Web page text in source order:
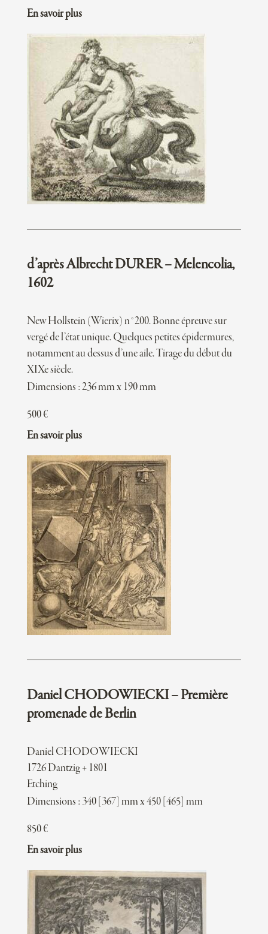
En savoir plus
d’après Albrecht DURER – Melencolia,
1602
New Hollstein (Wierix) n°200. Bonne épreuve sur
vergé de l’état unique. Quelques petites épidermures,
notamment au dessus d’une aile. Tirage du début du
XIXe siècle.
Dimensions : 236 mm x 190 mm
500€
En savoir plus
Daniel CHODOWIECKI – Première
promenade de Berlin
Daniel CHODOWIECKI
1726 Dantzig + 1801
Etching
Dimensions : 340 [367] mm x 450 [465] mm
850€
En savoir plus